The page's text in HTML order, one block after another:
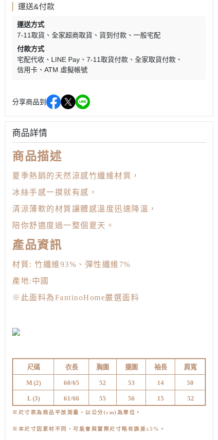
運送&付款
運送方式
7-11取貨
全家超商取貨 貨到付款
一般宅配
付款方式
宅配代收
LINE Pay 7-11取貨付款
全家取貨付款
信用卡
ATM 虛擬帳號
分享商品到
商品詳情
商品描述
夏季熱銷的天然涼感竹纖維材質，
冰絲手感一摸就有感，
清涼薄軟的材質讓體感溫度迅速降溫，
陪你舒適度過一整個夏天。
產品資訊
材質: 竹纖維93%、彈性纖維7%
產地:中國
※此面料為FantinoHome嚴選面料
尺碼 衣長 胸圍 擺圍 袖長 肩寬
M (2) 60/65 52 53 14 50
L (3) 61/66 55 56 15 52
※尺寸表為商品平放測量，以公分(cm)為單位。
※本尺寸因素材不同，可能會與實際尺寸略有誤差±5%。